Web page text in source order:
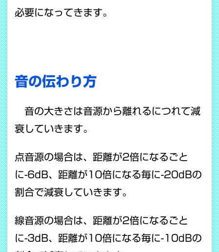
必要になってきます。
音の伝わり方
音の大きさは音源から離れるにつれて減
衰していきます。
点音源の場合は、距離が2倍になるごと
に-6dB、距離が10倍になる毎に-20dBの
割合で減衰していきます。
線音源の場合は、距離が2倍になるごと
に-3dB、距離が10倍になる毎に-10dBの